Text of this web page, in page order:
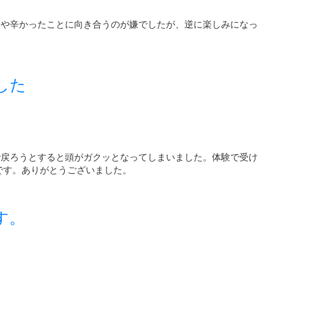
辛かったことに向き合うのが嫌でしたが、逆に楽しみになっ
た
ろうとすると頭がガクッとなってしまいました。体験で受け
。ありがとうございました。